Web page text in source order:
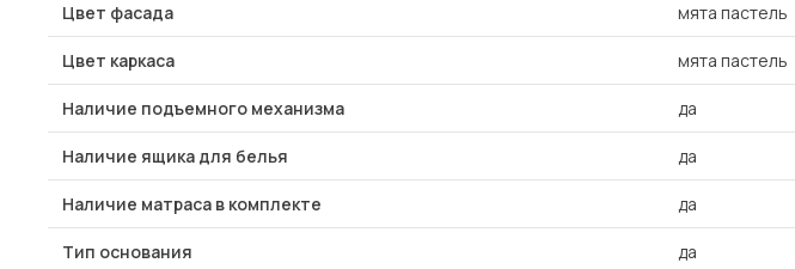
Цвет фасада мята пастель
Цвет каркаса мята пастель
Наличие подъемного механизма да
Наличие ящика для белья да
Наличие матраса в комплекте да
Тип основания да